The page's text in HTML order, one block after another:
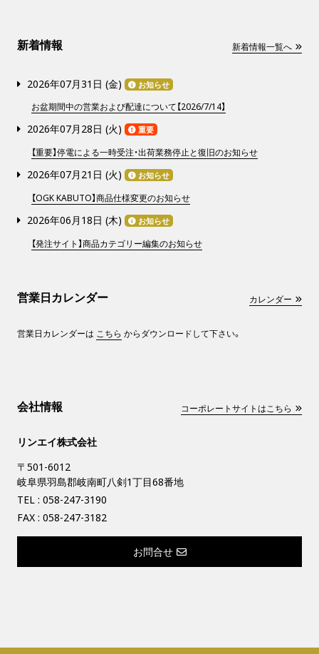
新着情報 新着情報一覧へ
2026年07月31日 (金) お知らせ
お盆期間中の営業および配達について【2026/7/14】
2026年07月28日 (火) 重要
【重要】停電による一時受注・出荷業務停止と復旧のお知らせ
2026年07月21日 (火) お知らせ
【OGK KABUTO】商品仕様変更のお知らせ
2026年06月18日 (木) お知らせ
【発注サイト】商品カテゴリー編集のお知らせ
営業日カレンダー カレンダー
営業日カレンダーは こちら からダウンロードして下さい。
会社情報 コーポレートサイトはこちら
リンエイ株式会社
〒501-6012
岐阜県羽島郡岐南町八剣1丁目68番地
TEL : 058-247-3190
FAX : 058-247-3182
お問合せ